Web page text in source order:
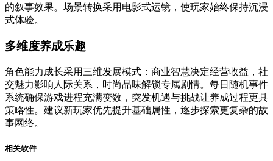
的叙事效果。场景转换采用电影式运镜，使玩家始终保持沉浸
式体验。
多维度养成乐趣
角色能力成长采用三维发展模式：商业智慧决定经营收益，社
交魅力影响人际关系，时尚品味解锁专属剧情。每日随机事件
系统确保游戏进程充满变数，突发机遇与挑战让养成过程更具
策略性。建议新玩家优先提升基础属性，逐步探索更复杂的故
事网络。
相关软件